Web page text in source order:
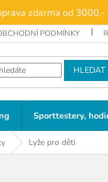
zdarma od 3000,-
PODMÍNKY
HLEDAT
Sporttestery,
Lyže pro děti